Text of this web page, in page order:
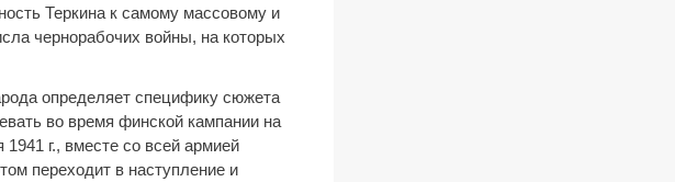
Теркина к самому массовому и
чернорабочих войны, на которых
определяет специфику сюжета
во время финской кампании на
г., вместе со всей армией
переходит в наступление и